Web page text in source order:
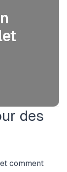
des
comment